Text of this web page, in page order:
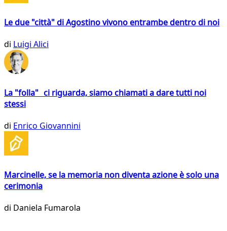
Le due "città" di Agostino vivono entrambe dentro di noi
di Luigi Alici
La "folla" ci riguarda, siamo chiamati a dare tutti noi
stessi
di Enrico Giovannini
Marcinelle, se la memoria non diventa azione è solo una
cerimonia
di Daniela Fumarola